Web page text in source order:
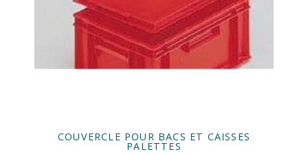
COUVERCLE POUR BACS ET CAISSES
PALETTES